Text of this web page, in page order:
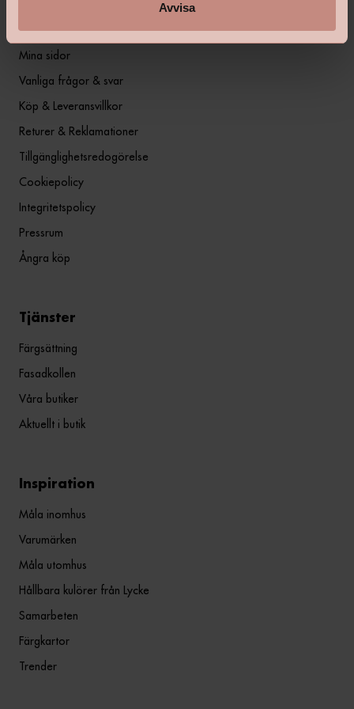
Avvisa
Mina sidor
Vanliga frågor & svar
Köp & Leveransvillkor
Returer & Reklamationer
Tillgänglighetsredogörelse
Cookiepolicy
Integritetspolicy
Pressrum
Ångra köp
Tjänster
Färgsättning
Fasadkollen
Våra butiker
Aktuellt i butik
Inspiration
Måla inomhus
Varumärken
Måla utomhus
Hållbara kulörer från Lycke
Samarbeten
Färgkartor
Trender